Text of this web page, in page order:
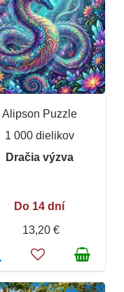
Alipson Puzzle
1 000 dielikov
Dračia výzva
Do 14 dní
13,20 €